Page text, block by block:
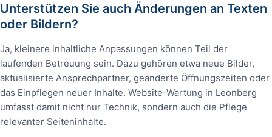
Unterstützen Sie auch Änderungen an Texten
oder Bildern?
Ja, kleinere inhaltliche Anpassungen können Teil der
laufenden Betreuung sein. Dazu gehören etwa neue Bilder,
aktualisierte Ansprechpartner, geänderte Öffnungszeiten oder
das Einpflegen neuer Inhalte. Website-Wartung in Leonberg
umfasst damit nicht nur Technik, sondern auch die Pflege
relevanter Seiteninhalte.